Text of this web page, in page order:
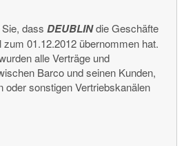
dass DEUBLINdie Geschäfte
01.12.2012 übernommen hat.
alle Verträge und
Barco und seinen Kunden,
oder sonstigen Vertriebskanälen